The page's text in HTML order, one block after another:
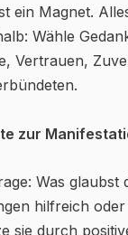
ein Magnet.
Wähle
Vertrauen,
zur
Was glaubst
hilfreich
sie durch